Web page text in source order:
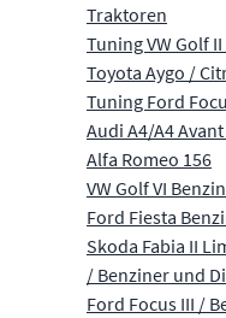
Traktoren
Tuning VW Golf II
Toyota Aygo /
Tuning Ford
Audi A4/A4
Alfa Romeo 156
VW Golf VI
Ford Fiesta
Skoda Fabia II
/ Benziner und
Ford Focus III /